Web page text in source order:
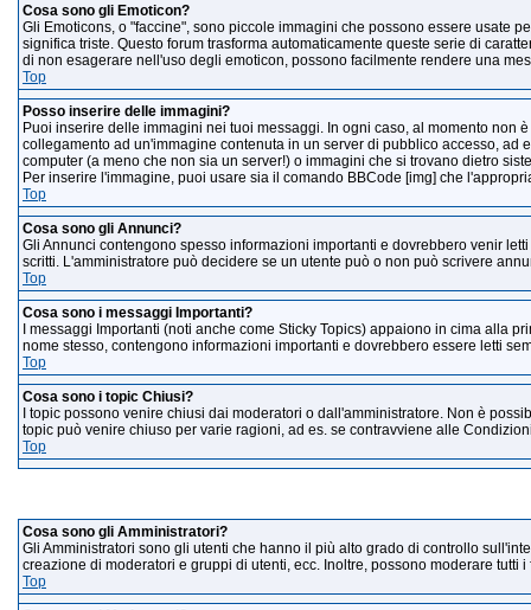
Cosa sono gli Emoticon?
Gli Emoticons, o "faccine", sono piccole immagini che possono essere usate
significa triste. Questo forum trasforma automaticamente queste serie di
di non esagerare nell'uso degli emoticon, possono facilmente rendere una
Top
Posso inserire delle immagini?
Puoi inserire delle immagini nei tuoi messaggi. In ogni caso, al momento
collegamento ad un'immagine contenuta in un server di pubblico accesso,
computer (a meno che non sia un server!) o immagini che si trovano dietro
Per inserire l'immagine, puoi usare sia il comando BBCode [img] che
Top
Cosa sono gli Annunci?
Gli Annunci contengono spesso informazioni importanti e dovrebbero venir
scritti. L'amministratore può decidere se un utente può o non può scrivere
Top
Cosa sono i messaggi Importanti?
I messaggi Importanti (noti anche come Sticky Topics) appaiono in cima alla
nome stesso, contengono informazioni importanti e dovrebbero essere letti
Top
Cosa sono i topic Chiusi?
I topic possono venire chiusi dai moderatori o dall'amministratore. Non è
topic può venire chiuso per varie ragioni, ad es. se contravviene alle
Top
Cosa sono gli Amministratori?
Gli Amministratori sono gli utenti che hanno il più alto grado di controllo
creazione di moderatori e gruppi di utenti, ecc. Inoltre, possono moderare tutti i
Top